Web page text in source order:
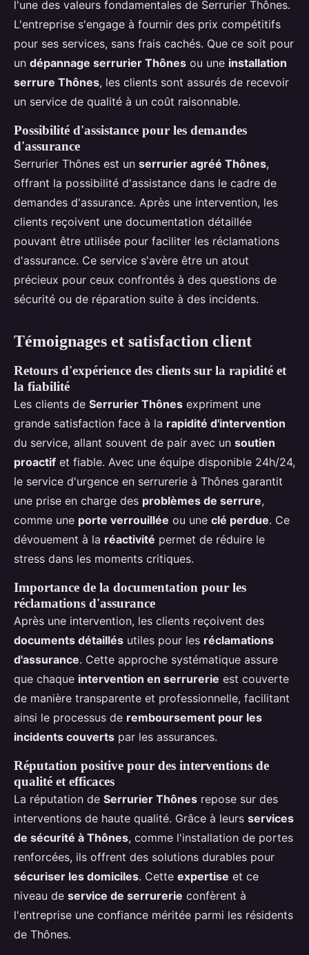
l'une des valeurs fondamentales de Serrurier Thônes.
L'entreprise s'engage à fournir des prix compétitifs
pour ses services, sans frais cachés. Que ce soit pour
un dépannage serrurier Thônes ou une installation
serrure Thônes, les clients sont assurés de recevoir
un service de qualité à un coût raisonnable.
Possibilité d'assistance pour les demandes
d'assurance
Serrurier Thônes est un serrurier agréé Thônes,
offrant la possibilité d'assistance dans le cadre de
demandes d'assurance. Après une intervention, les
clients reçoivent une documentation détaillée
pouvant être utilisée pour faciliter les réclamations
d'assurance. Ce service s'avère être un atout
précieux pour ceux confrontés à des questions de
sécurité ou de réparation suite à des incidents.
Témoignages et satisfaction client
Retours d'expérience des clients sur la rapidité et
la fiabilité
Les clients de Serrurier Thônes expriment une
grande satisfaction face à la rapidité d'intervention
du service, allant souvent de pair avec un soutien
proactif et fiable. Avec une équipe disponible 24h/24,
le service d'urgence en serrurerie à Thônes garantit
une prise en charge des problèmes de serrure,
comme une porte verrouillée ou une clé perdue. Ce
dévouement à la réactivité permet de réduire le
stress dans les moments critiques.
Importance de la documentation pour les
réclamations d'assurance
Après une intervention, les clients reçoivent des
documents détaillés utiles pour les réclamations
d'assurance. Cette approche systématique assure
que chaque intervention en serrurerie est couverte
de manière transparente et professionnelle, facilitant
ainsi le processus de remboursement pour les
incidents couverts par les assurances.
Réputation positive pour des interventions de
qualité et efficaces
La réputation de Serrurier Thônes repose sur des
interventions de haute qualité. Grâce à leurs services
de sécurité à Thônes, comme l'installation de portes
renforcées, ils offrent des solutions durables pour
sécuriser les domiciles. Cette expertise et ce
niveau de service de serrurerie confèrent à
l'entreprise une confiance méritée parmi les résidents
de Thônes.